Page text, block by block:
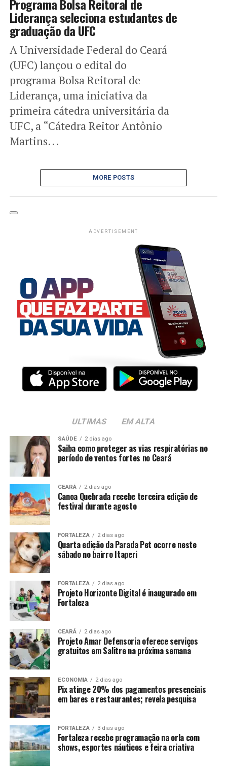
Programa Bolsa Reitoral de
Liderança seleciona estudantes de
graduação da UFC
A Universidade Federal do Ceará
(UFC) lançou o edital do
programa Bolsa Reitoral de
Liderança, uma iniciativa da
primeira cátedra universitária da
UFC, a “Cátedra Reitor Antônio
Martins...
MORE POSTS
ADVERTISEMENT
ULTIMAS EM ALTA
SAÚDE 2 dias ago
Saiba como proteger as vias respiratórias no
período de ventos fortes no Ceará
CEARÁ 2 dias ago
Canoa Quebrada recebe terceira edição de
festival durante agosto
FORTALEZA 2 dias ago
Quarta edição da Parada Pet ocorre neste
sábado no bairro Itaperi
FORTALEZA 2 dias ago
Projeto Horizonte Digital é inaugurado em
Fortaleza
CEARÁ 2 dias ago
Projeto Amar Defensoria oferece serviços
gratuitos em Salitre na próxima semana
ECONOMIA 2 dias ago
Pix atinge 20% dos pagamentos presenciais
em bares e restaurantes; revela pesquisa
FORTALEZA 3 dias ago
Fortaleza recebe programação na orla com
shows, esportes náuticos e feira criativa